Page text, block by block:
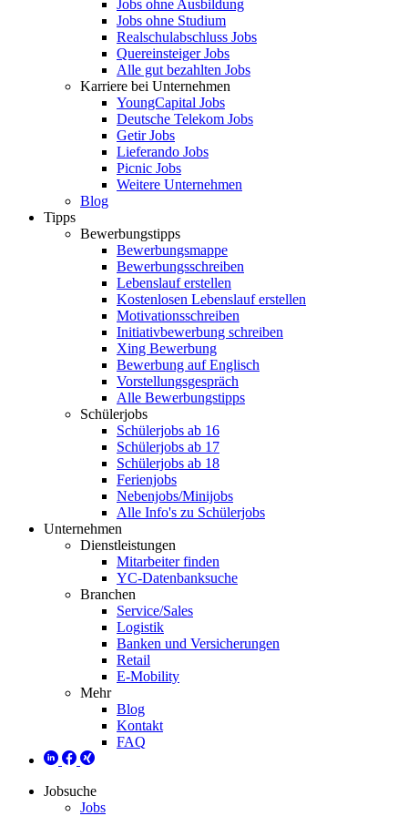
Jobs ohne Ausbildung
Jobs ohne Studium
Realschulabschluss Jobs
Quereinsteiger Jobs
Alle gut bezahlten Jobs
Karriere bei Unternehmen
YoungCapital Jobs
Deutsche Telekom Jobs
Getir Jobs
Lieferando Jobs
Picnic Jobs
Weitere Unternehmen
Blog
Tipps
Bewerbungstipps
Bewerbungsmappe
Bewerbungsschreiben
Lebenslauf erstellen
Kostenlosen Lebenslauf erstellen
Motivationsschreiben
Initiativbewerbung schreiben
Xing Bewerbung
Bewerbung auf Englisch
Vorstellungsgespräch
Alle Bewerbungstipps
Schülerjobs
Schülerjobs ab 16
Schülerjobs ab 17
Schülerjobs ab 18
Ferienjobs
Nebenjobs/Minijobs
Alle Info's zu Schülerjobs
Unternehmen
Dienstleistungen
Mitarbeiter finden
YC-Datenbanksuche
Branchen
Service/Sales
Logistik
Banken und Versicherungen
Retail
E-Mobility
Mehr
Blog
Kontakt
FAQ
Jobsuche
Jobs